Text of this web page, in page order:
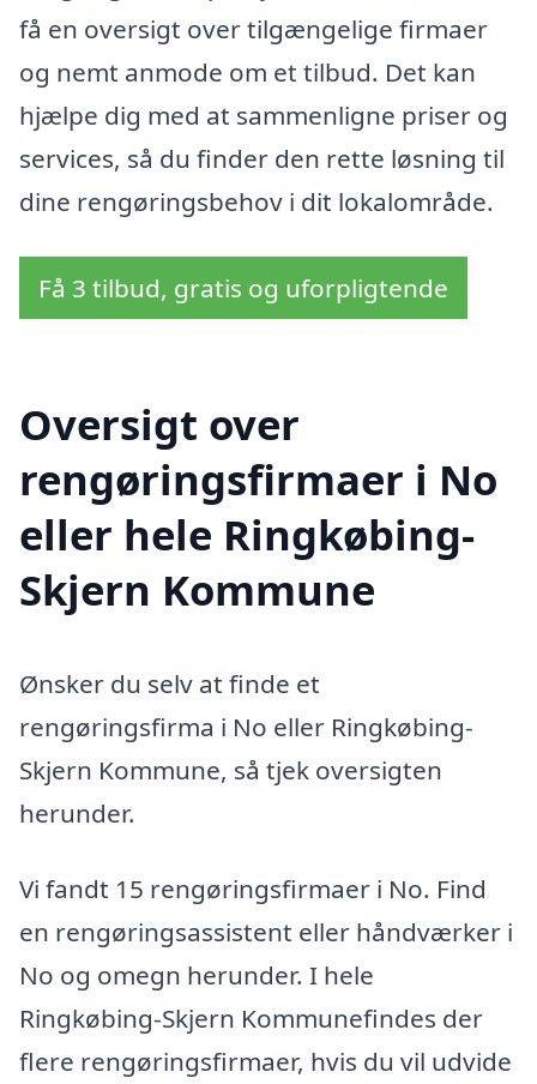
få en oversigt over tilgængelige firmaer
og nemt anmode om et tilbud. Det kan
hjælpe dig med at sammenligne priser og
services, så du finder den rette løsning til
dine rengøringsbehov i dit lokalområde.
Få 3 tilbud, gratis og uforpligtende
Oversigt over
rengøringsfirmaer i No
eller hele Ringkøbing-
Skjern Kommune
Ønsker du selv at finde et
rengøringsfirma i No eller Ringkøbing-
Skjern Kommune, så tjek oversigten
herunder.
Vi fandt 15 rengøringsfirmaer i No. Find
en rengøringsassistent eller håndværker i
No og omegn herunder. I hele
Ringkøbing-Skjern Kommunefindes der
flere rengøringsfirmaer, hvis du vil udvide